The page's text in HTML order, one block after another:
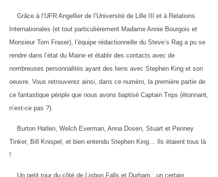
Grâce à l’UFR Angellier de l’Université de Lille III et à Relations
Internationales (et tout particulièrement Madame Annie Bourgois et
Monsieur Tom Fraser), l’équipe rédactionnelle du Steve’s Rag a pu se
rendre dans l’état du Maine et établir des contacts avec de
nombreuses personnalités ayant des liens avec Stephen King et son
oeuvre. Vous retrouverez ainsi, dans ce numéro, la première partie de
ce fantastique périple que nous avons baptisé Captain Trips (étonnant,
n’est-ce pas ?).
Burton Hatlen, Welch Everman, Anna Dosen, Stuart et Penney
Tinker, Bill Knispel, et bien entendu Stephen King… Ils étaient tous là
!
Un petit tour du côté de Lisbon Falls et Durham ; un certain